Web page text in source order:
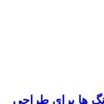
ها برای طراحی